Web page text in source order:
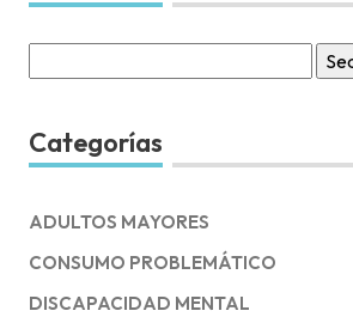
for:
Categorías
ADULTOS MAYORES
CONSUMO PROBLEMÁTICO
DISCAPACIDAD MENTAL